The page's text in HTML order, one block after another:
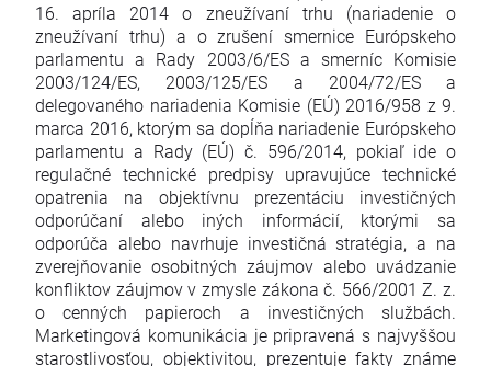
16. apríla 2014 o zneužívaní trhu (nariadenie o
zneužívaní trhu) a o zrušení smernice Európskeho
parlamentu a Rady 2003/6/ES a smerníc Komisie
2003/124/ES, 2003/125/ES a 2004/72/ES a
delegovaného nariadenia Komisie (EÚ) 2016/958 z 9.
marca 2016, ktorým sa dopĺňa nariadenie Európskeho
parlamentu a Rady (EÚ) č. 596/2014, pokiaľ ide o
regulačné technické predpisy upravujúce technické
opatrenia na objektívnu prezentáciu investičných
odporúčaní alebo iných informácií, ktorými sa
odporúča alebo navrhuje investičná stratégia, a na
zverejňovanie osobitných záujmov alebo uvádzanie
konfliktov záujmov v zmysle zákona č. 566/2001 Z. z.
o cenných papieroch a investičných službách.
Marketingová komunikácia je pripravená s najvyššou
starostlivosťou, objektivitou, prezentuje fakty známe